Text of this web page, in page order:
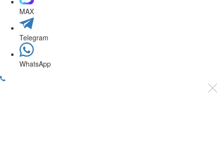
MAX
Telegram
WhatsApp